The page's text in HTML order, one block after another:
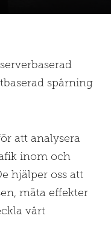
spårning
att analysera
inom och
hjälper oss att
mäta effekter
vårt